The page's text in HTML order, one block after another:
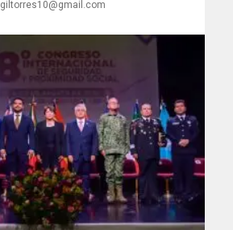
giltorres10@gmail.com